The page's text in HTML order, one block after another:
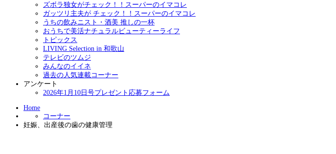
ズボラ独女がチェック！！スーパーのイマコレ
ガッツリ主夫が チェック！！スーパーのイマコレ
うちの飲みニスト・酒美 推しの一杯
おうちで美活ナチュラルビューティーライフ
トピックス
LIVING Selection in 和歌山
テレビのツムジ
みんなのイイネ
過去の人気連載コーナー
アンケート
2026年1月10日号プレゼント応募フォーム
Home
コーナー
妊娠、出産後の歯の健康管理